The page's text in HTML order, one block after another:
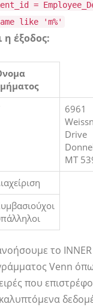
=
like 'm%'
η έξοδος:
6961
Drive
MT
το INNER
Venn
που